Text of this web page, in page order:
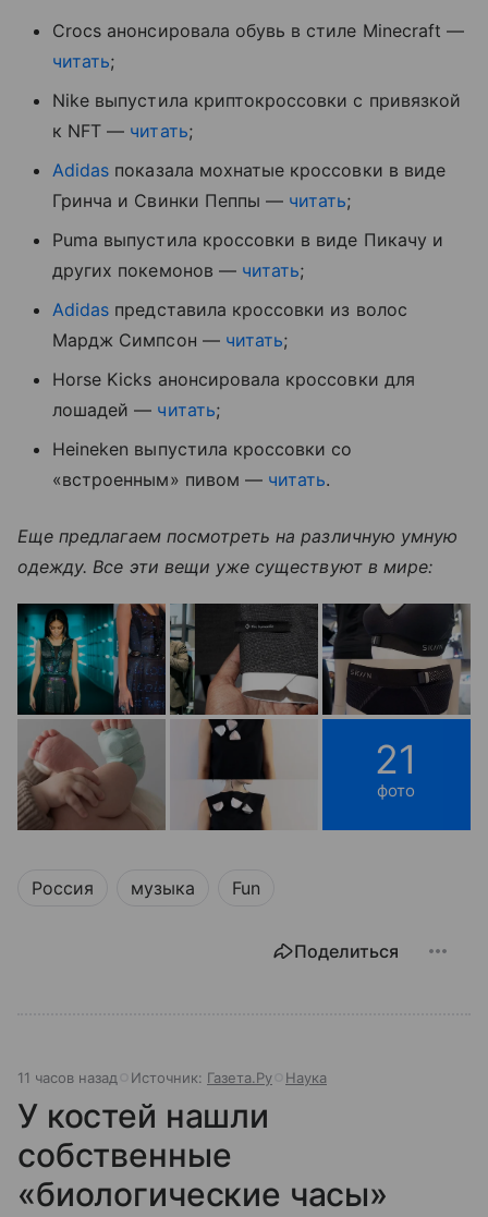
Crocs анонсировала обувь в стиле Minecraft —
читать;
Nike выпустила криптокроссовки с привязкой
к NFT — читать;
Adidas показала мохнатые кроссовки в виде
Гринча и Свинки Пеппы — читать;
Puma выпустила кроссовки в виде Пикачу и
других покемонов — читать;
Adidas представила кроссовки из волос
Мардж Симпсон — читать;
Horse Kicks анонсировала кроссовки для
лошадей — читать;
Heineken выпустила кроссовки со
«встроенным» пивом — читать.
Еще предлагаем посмотреть на различную умную
одежду. Все эти вещи уже существуют в мире:
21
фото
Россия музыка Fun
Поделиться
11 часов назад Источник: Газета.Ру Наука
У костей нашли
собственные
«биологические часы»